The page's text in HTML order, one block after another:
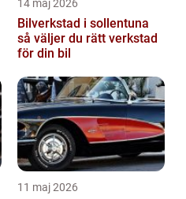
14 maj 2026
Bilverkstad i sollentuna
så väljer du rätt verkstad
för din bil
11 maj 2026